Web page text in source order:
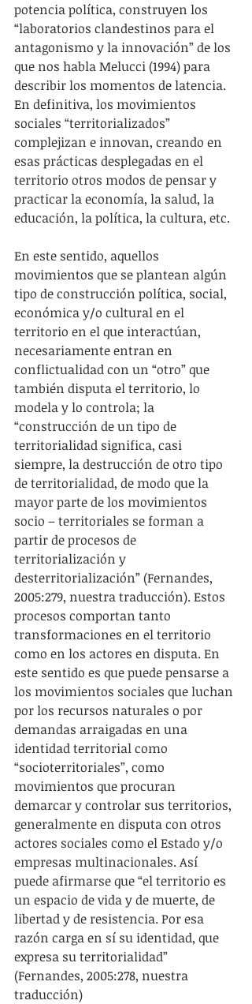
potencia política, construyen los
“laboratorios clandestinos para el
antagonismo y la innovación” de los
que nos habla Melucci (1994) para
describir los momentos de latencia.
En definitiva, los movimientos
sociales “territorializados”
complejizan e innovan, creando en
esas prácticas desplegadas en el
territorio otros modos de pensar y
practicar la economía, la salud, la
educación, la política, la cultura, etc.
En este sentido, aquellos
movimientos que se plantean algún
tipo de construcción política, social,
económica y/o cultural en el
territorio en el que interactúan,
necesariamente entran en
conflictualidad con un “otro” que
también disputa el territorio, lo
modela y lo controla; la
“construcción de un tipo de
territorialidad significa, casi
siempre, la destrucción de otro tipo
de territorialidad, de modo que la
mayor parte de los movimientos
socio – territoriales se forman a
partir de procesos de
territorialización y
desterritorialización” (Fernandes,
2005:279, nuestra traducción). Estos
procesos comportan tanto
transformaciones en el territorio
como en los actores en disputa. En
este sentido es que puede pensarse a
los movimientos sociales que luchan
por los recursos naturales o por
demandas arraigadas en una
identidad territorial como
“socioterritoriales”, como
movimientos que procuran
demarcar y controlar sus territorios,
generalmente en disputa con otros
actores sociales como el Estado y/o
empresas multinacionales. Así
puede afirmarse que “el territorio es
un espacio de vida y de muerte, de
libertad y de resistencia. Por esa
razón carga en sí su identidad, que
expresa su territorialidad”
(Fernandes, 2005:278, nuestra
traducción)